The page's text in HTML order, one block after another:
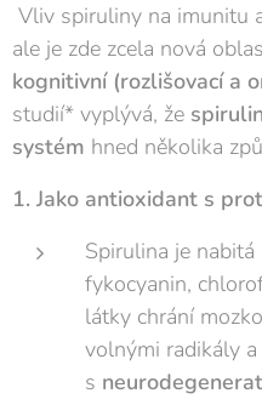
Vliv spiruliny na imunitu
ale je zde zcela nová
kognitivní (rozlišovací a
studií* vyplývá, že
systém hned několika
1. Jako antioxidant s
Spirulina je
fykocyanin,
látky chrání
volnými radikály
s